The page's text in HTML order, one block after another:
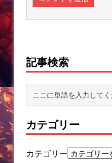
記事検索
カテゴリー
カテゴリー